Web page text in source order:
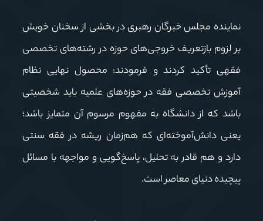
نماینده مجلس خبرگان رهبری در بخشی از سخنان خویش
بر لزوم بازتعریف خروجی‌های حوزه در رشته‌های تخصصی
فقهی تأکید کردند و فرمودند: محصول نهایی نظام
آموزش تخصصی فقه در حوزه‌های علمیه باید شخصیتی
باشد که از دانشگاه به مفهوم مرسوم آن متمایز باشد؛
یعنی دانش‌آموخته‌ای که هم‌زمان ریشه در فقه سنتی
دارد و هم قادر به تحلیل، پاسخ‌گویی و مواجهه با مسائل
پیچیده دنیای معاصر است.